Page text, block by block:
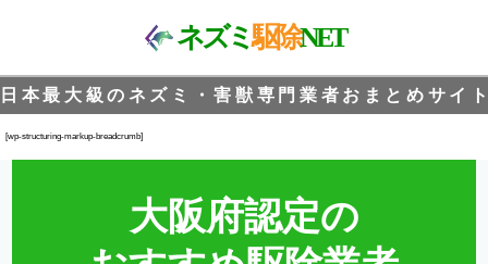
ネズミ駆除NET
日本最大級のネズミ・害獣専門業者おまとめサイト
[wp-structuring-markup-breadcrumb]
大阪府認定の